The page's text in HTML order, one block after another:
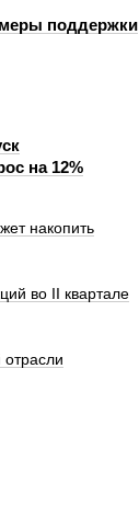
поддержки
на 12%
накопить
во II квартале